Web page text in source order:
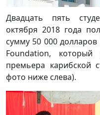
Двадцать пять
октября 2018 года
сумму 50 000
Foundation,
премьера карибской
фото ниже слева).